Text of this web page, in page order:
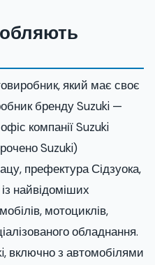
який має своє
бренду Suzuki —
компанії Suzuki
Suzuki)
префектура Сідзуока,
найвідоміших
мотоциклів,
обладнання.
включно з автомобілями